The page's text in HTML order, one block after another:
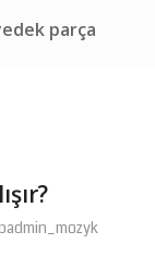
parça